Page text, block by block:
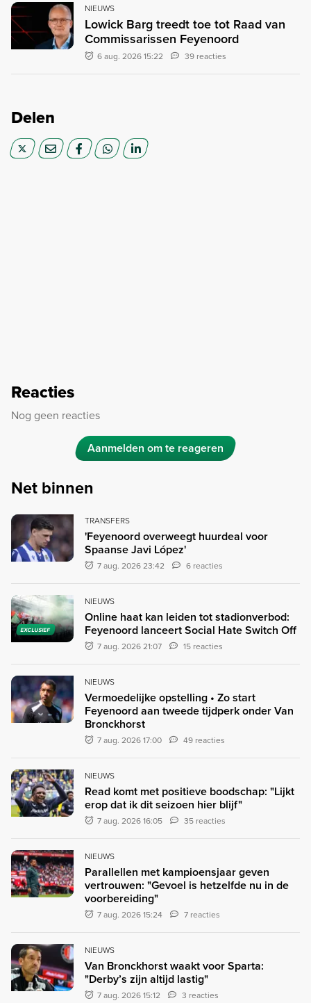
NIEUWS
Lowick Barg treedt toe tot Raad van
Commissarissen Feyenoord
6 aug. 2026 15:22 39 reacties
Delen
Reacties
Nog geen reacties
Aanmelden om te reageren
Net binnen
TRANSFERS
'Feyenoord overweegt huurdeal voor
Spaanse Javi López'
7 aug. 2026 23:42 6 reacties
EXCLUSIEF
NIEUWS
Online haat kan leiden tot stadionverbod:
Feyenoord lanceert Social Hate Switch Off
7 aug. 2026 21:07 15 reacties
NIEUWS
Vermoedelijke opstelling • Zo start
Feyenoord aan tweede tijdperk onder Van
Bronckhorst
7 aug. 2026 17:00 49 reacties
NIEUWS
Read komt met positieve boodschap: "Lijkt
erop dat ik dit seizoen hier blijf"
7 aug. 2026 16:05 35 reacties
NIEUWS
Parallellen met kampioensjaar geven
vertrouwen: "Gevoel is hetzelfde nu in de
voorbereiding"
7 aug. 2026 15:24 7 reacties
NIEUWS
Van Bronckhorst waakt voor Sparta:
"Derby’s zijn altijd lastig"
7 aug. 2026 15:12 3 reacties